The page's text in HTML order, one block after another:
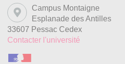
Campus Montaigne
Esplanade des Antilles
33607 Pessac Cedex
Contacter l'université